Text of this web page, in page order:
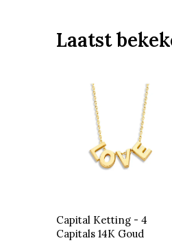
Laatst
Capital Ketting - 4
Capitals 14K Goud